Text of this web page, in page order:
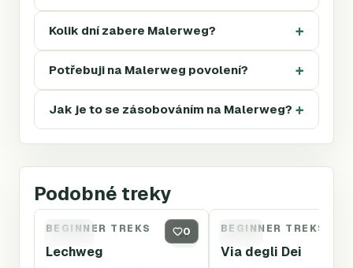
Kolik dní zabere Malerweg?
Potřebuji na Malerweg povolení?
Jak je to se zásobováním na Malerweg?
Podobné treky
LECH 0
BEGINNER TREKS
Lechweg
VDD
BEGINNER TREKS
Via degli Dei